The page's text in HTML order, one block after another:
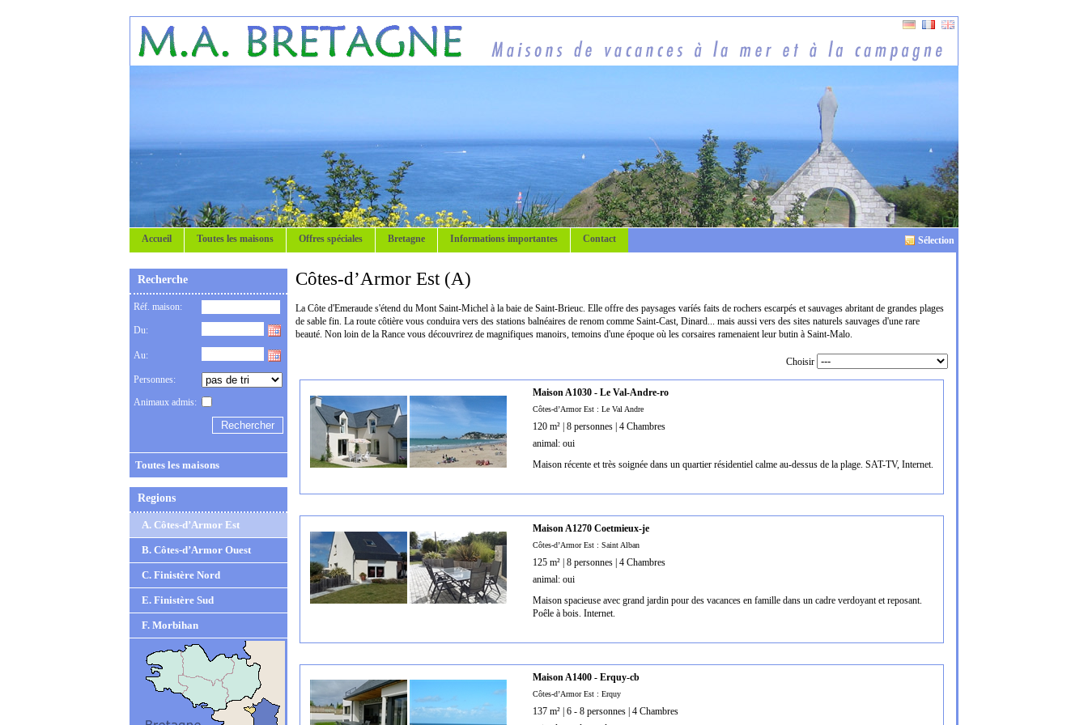
Sélection
Accueil Toutes les maisons Offres spéciales Bretagne Informations importantes Contact
Recherche
Réf. maison:
Du:
Au:
Personnes:
Animaux admis:
Toutes les maisons
Regions
A. Côtes-d’Armor Est
B. Côtes-d’Armor Ouest
C. Finistère Nord
E. Finistère Sud
F. Morbihan
Côtes-d’Armor Est (A)
La Côte d'Emeraude s'étend du Mont Saint-Michel à la baie de Saint-Brieuc. Elle offre des paysages varíés faits de rochers escarpés et sauvages abritant de grandes plages
de sable fin. La route côtière vous conduira vers des stations balnéaires de renom comme Saint-Cast, Dinard... mais aussi vers des sites naturels sauvages d'une rare
beauté. Non loin de la Rance vous découvrirez de magnifiques manoirs, temoins d'une époque où les corsaires ramenaient leur butin à Saint-Malo.
Choisir
Maison A1030 - Le Val-Andre-ro
Côtes-d’Armor Est : Le Val Andre
120 m² | 8 personnes | 4 Chambres
animal: oui
Maison récente et très soignée dans un quartier résidentiel calme au-dessus de la plage. SAT-TV, Internet.
Maison A1270 Coetmieux-je
Côtes-d’Armor Est : Saint Alban
125 m² | 8 personnes | 4 Chambres
animal: oui
Maison spacieuse avec grand jardin pour des vacances en famille dans un cadre verdoyant et reposant.
Poêle à bois. Internet.
Maison A1400 - Erquy-cb
Côtes-d’Armor Est : Erquy
137 m² | 6 - 8 personnes | 4 Chambres